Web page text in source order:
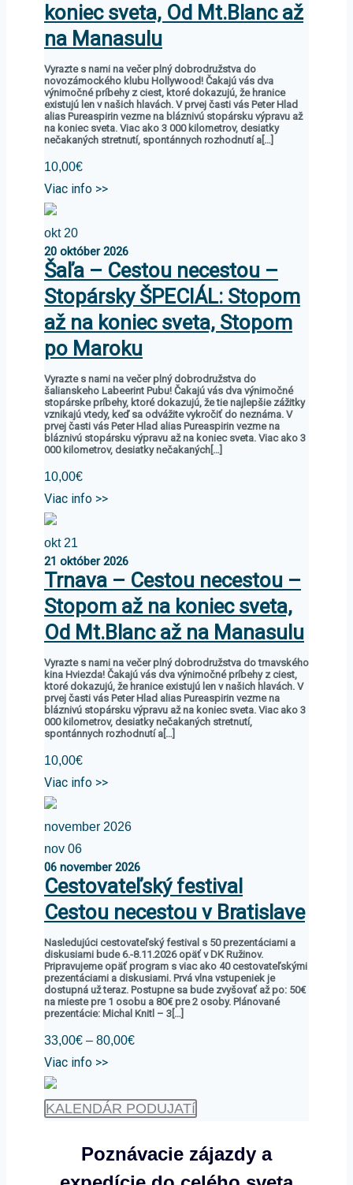
koniec sveta, Od Mt.Blanc až
na Manasulu
Vyrazte s nami na večer plný dobrodružstva do
novozámockého klubu Hollywood! Čakajú vás dva
výnimočné príbehy z ciest, ktoré dokazujú, že hranice
existujú len v našich hlavách. V prvej časti vás Peter Hlad
alias Pureaspirin vezme na bláznivú stopársku výpravu až
na koniec sveta. Viac ako 3 000 kilometrov, desiatky
nečakaných stretnutí, spontánnych rozhodnutí a[…]
10,00€
Viac info >>
okt 20
20 október2026
Šaľa – Cestou necestou –
Stopársky ŠPECIÁL: Stopom
až na koniec sveta, Stopom
po Maroku
Vyrazte s nami na večer plný dobrodružstva do
šalianskeho Labeerint Pubu! Čakajú vás dva výnimočné
stopárske príbehy, ktoré dokazujú, že tie najlepšie zážitky
vznikajú vtedy, keď sa odvážite vykročiť do neznáma. V
prvej časti vás Peter Hlad alias Pureaspirin vezme na
bláznivú stopársku výpravu až na koniec sveta. Viac ako 3
000 kilometrov, desiatky nečakaných[…]
10,00€
Viac info >>
okt 21
21 október2026
Trnava – Cestou necestou –
Stopom až na koniec sveta,
Od Mt.Blanc až na Manasulu
Vyrazte s nami na večer plný dobrodružstva do trnavského
kina Hviezda! Čakajú vás dva výnimočné príbehy z ciest,
ktoré dokazujú, že hranice existujú len v našich hlavách. V
prvej časti vás Peter Hlad alias Pureaspirin vezme na
bláznivú stopársku výpravu až na koniec sveta. Viac ako 3
000 kilometrov, desiatky nečakaných stretnutí,
spontánnych rozhodnutí a[…]
10,00€
Viac info >>
november 2026
nov 06
06 november2026
Cestovateľský festival
Cestou necestou v Bratislave
Nasledujúci cestovateľský festival s 50 prezentáciami a
diskusiami bude 6.-8.11.2026 opäť v DK Ružinov.
Pripravujeme opäť program s viac ako 40 cestovateľskými
prezentáciami a diskusiami. Prvá vlna vstupeniek je
dostupná už teraz. Postupne sa bude zvyšovať až po: 50€
na mieste pre 1 osobu a 80€ pre 2 osoby. Plánované
prezentácie: Michal Knitl – 3[…]
33,00€ – 80,00€
Viac info >>
KALENDÁR PODUJATí
Poznávacie zájazdy a